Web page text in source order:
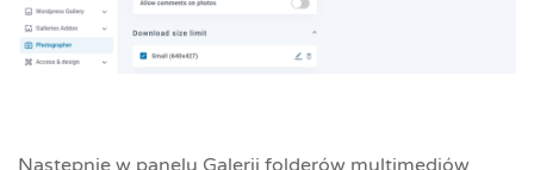
Następnie w panelu Galerii folderów multimediów